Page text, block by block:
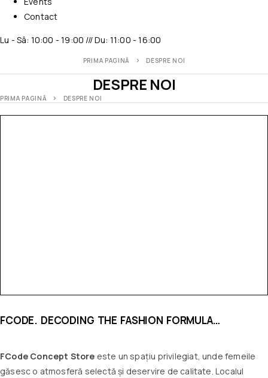
Contact
Lu - Sâ: 10:00 - 19:00 /// Du: 11:00 - 16:00
PRIMA PAGINĂ DESPRE NOI
DESPRE NOI
PRIMA PAGINĂ DESPRE NOI
FCODE. DECODING THE FASHION FORMULA…
FCode Concept Store este un spațiu privilegiat, unde femeile
găsesc o atmosferă selectă și deservire de calitate. Localul